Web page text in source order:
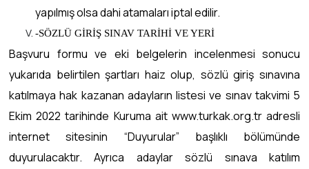
yapılmış olsa dahi atamaları iptal edilir.
-SÖZLÜ GİRİŞ SINAV TARİHİ VE YERİ
Başvuru formu ve eki belgelerin incelenmesi sonucu
yukarıda belirtilen şartları haiz olup, sözlü giriş sınavına
katılmaya hak kazanan adayların listesi ve sınav takvimi 5
Ekim 2022 tarihinde Kuruma ait www.turkak.org.tr adresli
internet sitesinin “Duyurular” başlıklı bölümünde
duyurulacaktır. Ayrıca adaylar sözlü sınava katılım